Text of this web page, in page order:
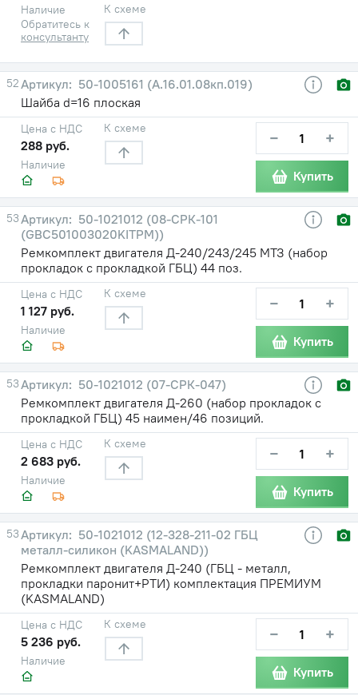
Наличие
Обратитесь к
консультанту
К схеме
52
50-1005161 (А.16.01.08кп.019)
Шайба d=16 плоская
Наличие
Цена с НДС
288 руб.
К схеме − +
Купить
53
50-1021012 (08-СРК-101
(GBC501003020KITPM))
Ремкомплект двигателя Д-240/243/245 МТЗ (набор
прокладок с прокладкой ГБЦ) 44 поз.
Наличие
Цена с НДС
1 127 руб.
К схеме − +
Купить
53
50-1021012 (07-СРК-047)
Ремкомплект двигателя Д-260 (набор прокладок с
прокладкой ГБЦ) 45 наимен/46 позиций.
Наличие
Цена с НДС
2 683 руб.
К схеме − +
Купить
53
50-1021012 (12-328-211-02 ГБЦ
металл-силикон (KASMALAND))
Ремкомплект двигателя Д-240 (ГБЦ - металл,
прокладки паронит+РТИ) комплектация ПРЕМИУМ
(KASMALAND)
Наличие
Цена с НДС
5 236 руб.
К схеме − +
Купить